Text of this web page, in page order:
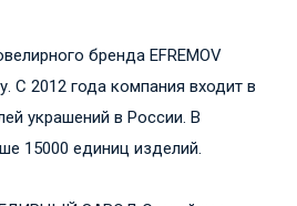
бренда EFREMOV
С 2012 года компания входит в
украшений в России. В
15000 единиц изделий.